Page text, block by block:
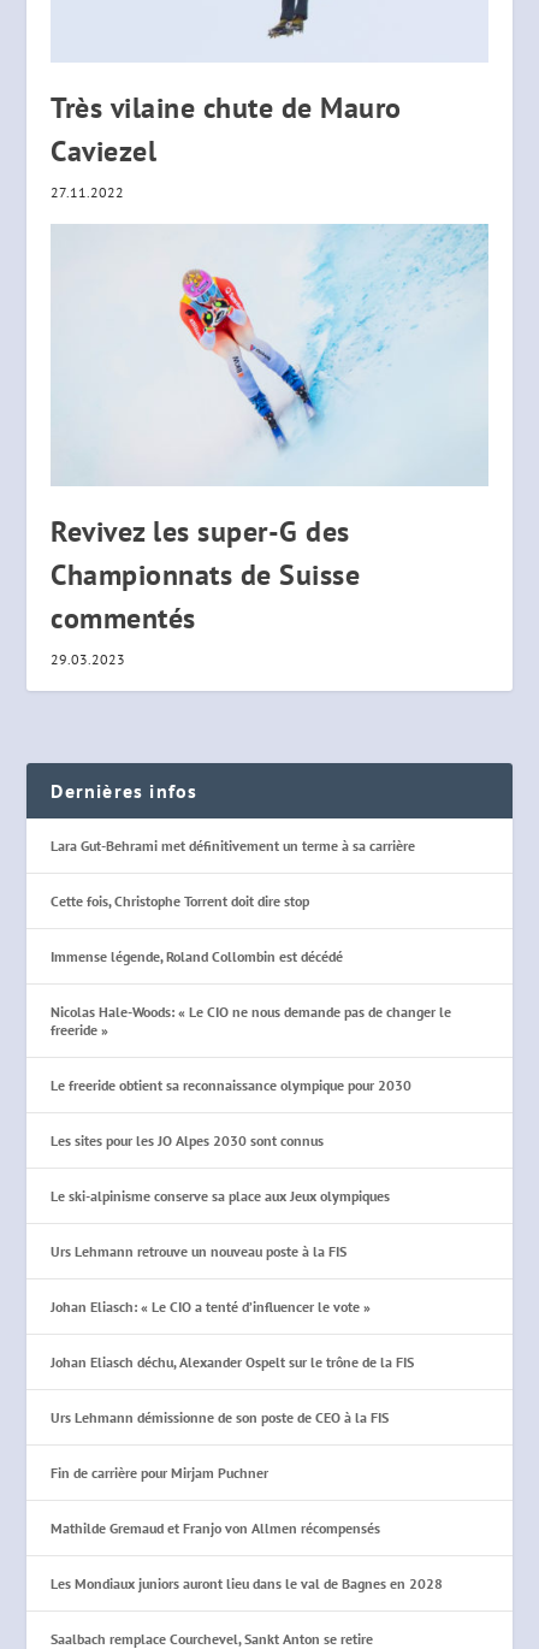
Très vilaine chute de Mauro
Caviezel
27.11.2022
Revivez les super-G des
Championnats de Suisse
commentés
29.03.2023
Dernières infos
Lara Gut-Behrami met définitivement un terme à sa carrière
Cette fois, Christophe Torrent doit dire stop
Immense légende, Roland Collombin est décédé
Nicolas Hale-Woods: « Le CIO ne nous demande pas de changer le
freeride »
Le freeride obtient sa reconnaissance olympique pour 2030
Les sites pour les JO Alpes 2030 sont connus
Le ski-alpinisme conserve sa place aux Jeux olympiques
Urs Lehmann retrouve un nouveau poste à la FIS
Johan Eliasch: « Le CIO a tenté d’influencer le vote »
Johan Eliasch déchu, Alexander Ospelt sur le trône de la FIS
Urs Lehmann démissionne de son poste de CEO à la FIS
Fin de carrière pour Mirjam Puchner
Mathilde Gremaud et Franjo von Allmen récompensés
Les Mondiaux juniors auront lieu dans le val de Bagnes en 2028
Saalbach remplace Courchevel, Sankt Anton se retire